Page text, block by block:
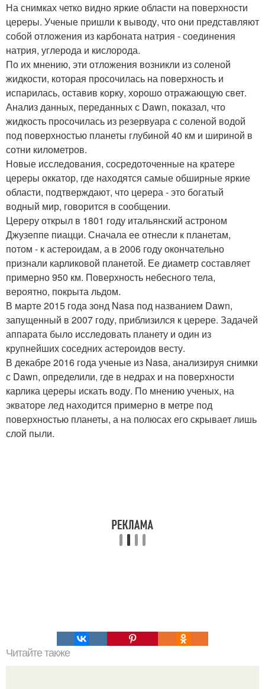
На снимках четко видно яркие области на поверхности
цереры. Ученые пришли к выводу, что они представляют
собой отложения из карбоната натрия - соединения
натрия, углерода и кислорода.
По их мнению, эти отложения возникли из соленой
жидкости, которая просочилась на поверхность и
испарилась, оставив корку, хорошо отражающую свет.
Анализ данных, переданных с Dawn, показал, что
жидкость просочилась из резервуара с соленой водой
под поверхностью планеты глубиной 40 км и шириной в
сотни километров.
Новые исследования, сосредоточенные на кратере
цереры оккатор, где находятся самые обширные яркие
области, подтверждают, что церера - это богатый
водный мир, говорится в сообщении.
Цереру открыл в 1801 году итальянский астроном
Джузеппе пиацци. Сначала ее отнесли к планетам,
потом - к астероидам, а в 2006 году окончательно
признали карликовой планетой. Ее диаметр составляет
примерно 950 км. Поверхность небесного тела,
вероятно, покрыта льдом.
В марте 2015 года зонд Nasa под названием Dawn,
запущенный в 2007 году, приблизился к церере. Задачей
аппарата было исследовать планету и один из
крупнейших соседних астероидов весту.
В декабре 2016 года ученые из Nasa, анализируя снимки
с Dawn, определили, где в недрах и на поверхности
карлика цереры искать воду. По мнению ученых, на
экваторе лед находится примерно в метре под
поверхностью планеты, а на полюсах его скрывает лишь
слой пыли.
Читайте также